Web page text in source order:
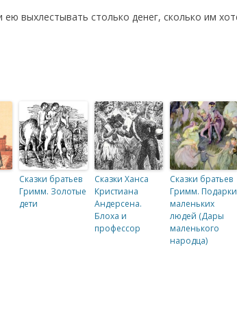
выхлестывать столько денег, сколько им
Сказки братьев
Гримм. Золотые
дети
Сказки Ханса
Кристиана
Андерсена.
Блоха и
профессор
Сказки братьев
Гримм. Подарки
маленьких
людей (Дары
маленького
народца)